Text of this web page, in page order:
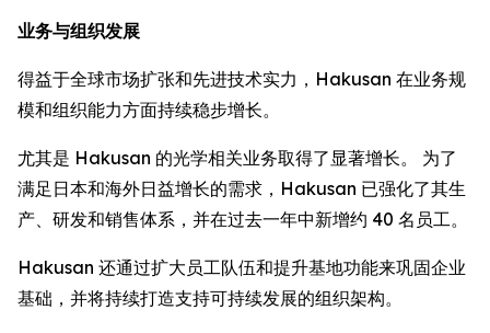
业务与组织发展
得益于全球市场扩张和先进技术实力，Hakusan 在业务规
模和组织能力方面持续稳步增长。
尤其是 Hakusan 的光学相关业务取得了显著增长。 为了
满足日本和海外日益增长的需求，Hakusan 已强化了其生
产、研发和销售体系，并在过去一年中新增约 40 名员工。
Hakusan 还通过扩大员工队伍和提升基地功能来巩固企业
基础，并将持续打造支持可持续发展的组织架构。